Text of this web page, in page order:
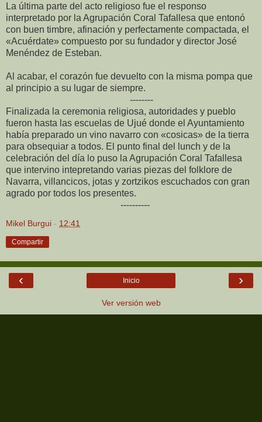
La última parte del acto religioso fue el responso
interpretado por la Agrupación Coral Tafallesa que entonó
con buen timbre, afinación y perfectamente compactada, el
«Acuérdate» compuesto por su fundador y director José
Menéndez de Esteban.
Al acabar, el corazón fue devuelto con la misma pompa que
al principio a su lugar de siempre.
--------
Finalizada la ceremonia religiosa, autoridades y pueblo
fueron hasta las escuelas de Ujué donde el Ayuntamiento
había preparado un vino navarro con «cosicas» de la tierra
para obsequiar a todos. El punto final del lunch y de la
celebración del día lo puso la Agrupación Coral Tafallesa
que intervino intepretando varias piezas del folklore de
Navarra, villancicos, jotas y zortzikos escuchados con gran
agrado por todos los presentes.
----------
Mikel Burgui - 12:41
Compartir
‹ ›
Inicio
Ver versión web